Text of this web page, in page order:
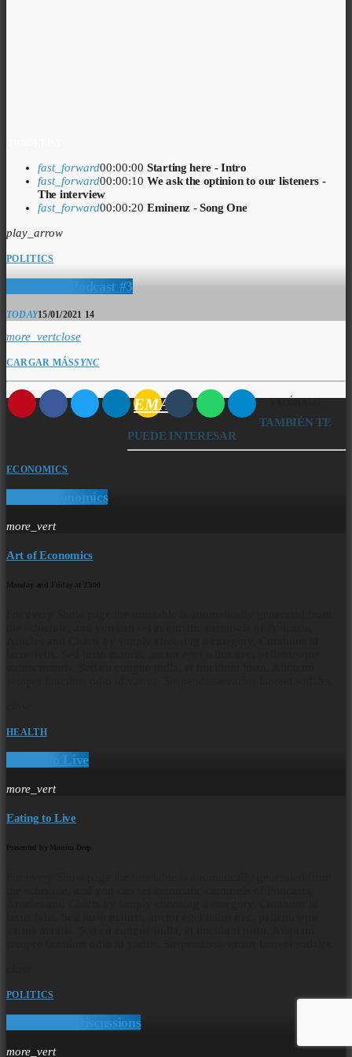
fast_forward00:00:00 Starting here - Intro
fast_forward00:00:10 We ask the optinion to our listeners -
The interview
fast_forward00:00:20 Eminenz - Song One
play_arrow
POLITICS
The Truth Podcast #3
TODAY15/01/2021 14
more_vertclose
CARGAR MÁSSYNC
EMAIL
TAMBIÉN TE
PUEDE INTERESAR
ECONOMICS
Art of Economics
more_vert
Art of Economics
HEALTH
Eating to Live
more_vert
Eating to Live
POLITICS
Parliament Discussions
more_vert